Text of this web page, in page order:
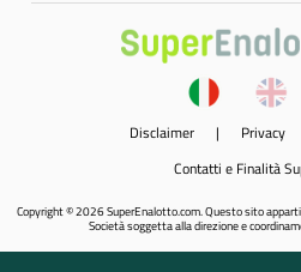
Disclaimer | Privacy
Contatti e Finalità
Copyright © 2026 SuperEnalotto.com. Questo sito
Società soggetta alla direzione e